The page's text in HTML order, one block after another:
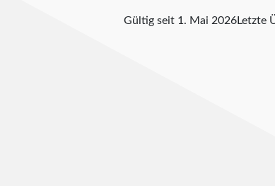
Gültig seit 1. Mai 2026Letzte